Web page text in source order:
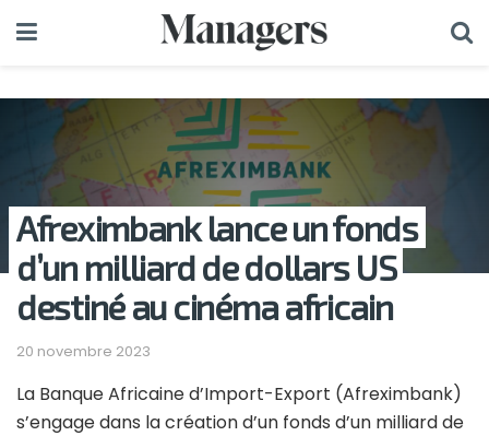
Afreximbank lance un fonds
d’un milliard de dollars US
destiné au cinéma africain
20 novembre 2023
La Banque Africaine d’Import-Export (Afreximbank)
s’engage dans la création d’un fonds d’un milliard de